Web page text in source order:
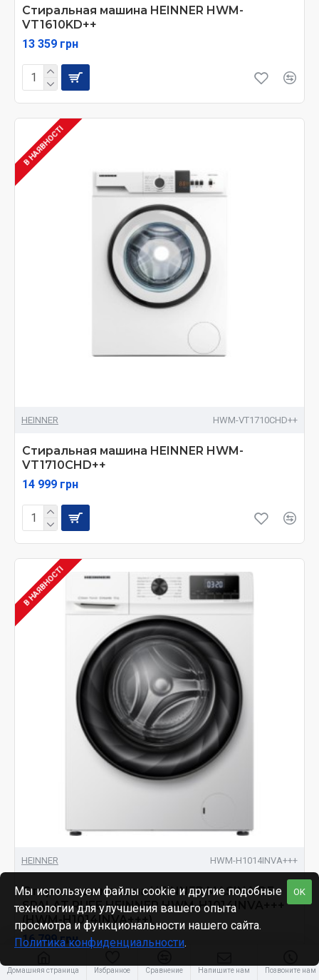
Стиральная машина HEINNER HWM-
VT1610KD++
13 359 грн
В НАЯВНОСТІ
HEINNER HWM-VT1710CHD++
Стиральная машина HEINNER HWM-
VT1710CHD++
14 999 грн
В НАЯВНОСТІ
HEINNER HWM-H1014INVA+++
Стиральная машина HEINNER MASINA DE
SPALAT RUFE HEINNER HWM-H1014INVA+++
(HWM-H1014INVA+++)
16 799 грн
Домашняя страница Избранное Сравнение Напишите нам Позвоните нам
OK
Мы используем файлы cookie и другие подобные
технологии для улучшения вашего опыта
просмотра и функциональности нашего сайта.
Политика конфиденциальности.